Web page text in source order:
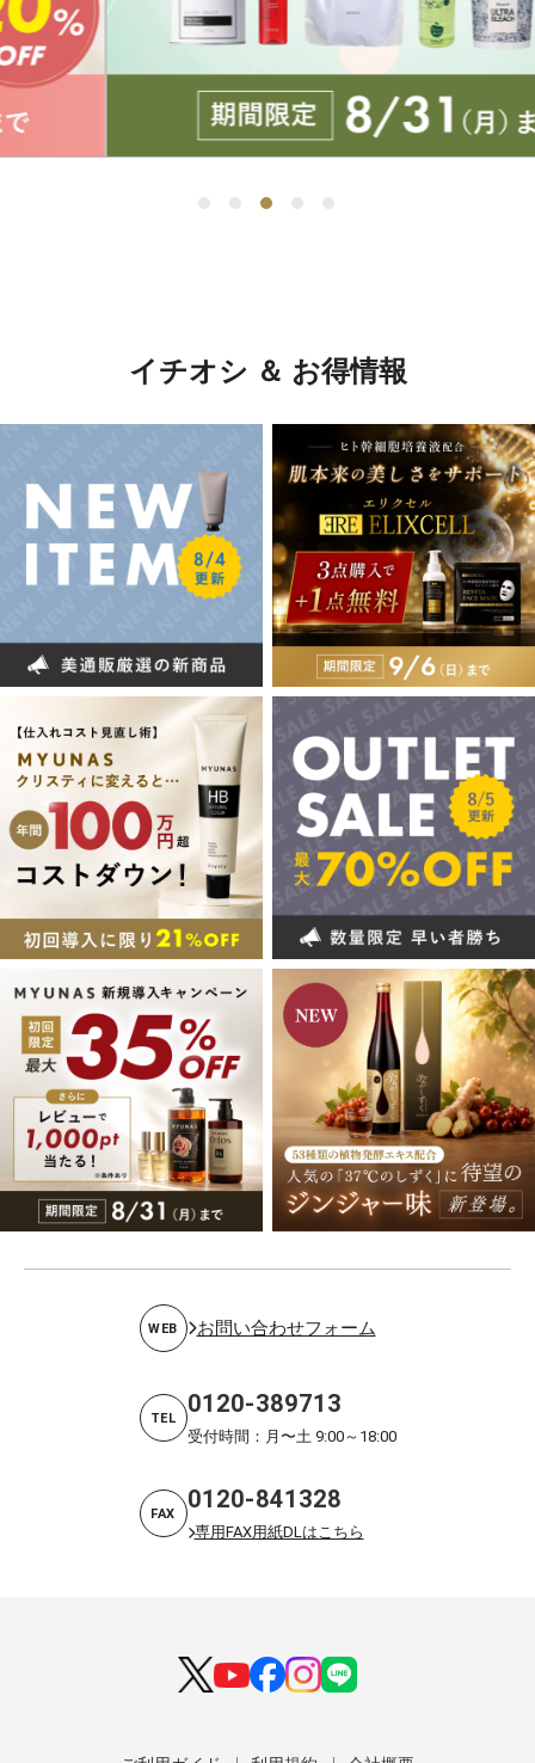
イチオシ ＆ お得情報
WEB お問い合わせフォーム
TEL 0120-389713
受付時間：月〜土 9:00～18:00
FAX 0120-841328
専用FAX用紙DLはこちら